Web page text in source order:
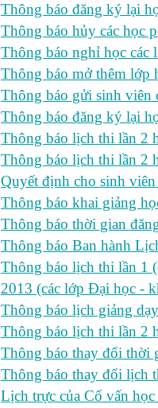
Thông báo đăng ký lại
Thông báo hủy các học
Thông báo nghỉ học các
Thông báo mở thêm lớp
Thông báo gửi sinh viên
Thông báo đăng ký lại
Thông báo lịch thi lần 2
Thông báo lịch thi lần 2
Quyết định cho sinh
Thông báo khai giảng
Thông báo thời gian
Thông báo Ban hành
Thông báo lịch thi lần 1
2013 (các lớp Đại học -
Thông báo lịch giảng
Thông báo lịch thi lần 2
Thông báo thay đổi thời
Thông báo thay đổi lịch
Lịch trực của Cố vấn học